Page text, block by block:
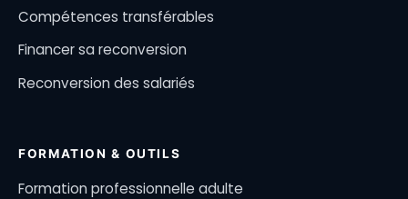
Compétences transférables
Financer sa reconversion
Reconversion des salariés
FORMATION & OUTILS
Formation professionnelle adulte